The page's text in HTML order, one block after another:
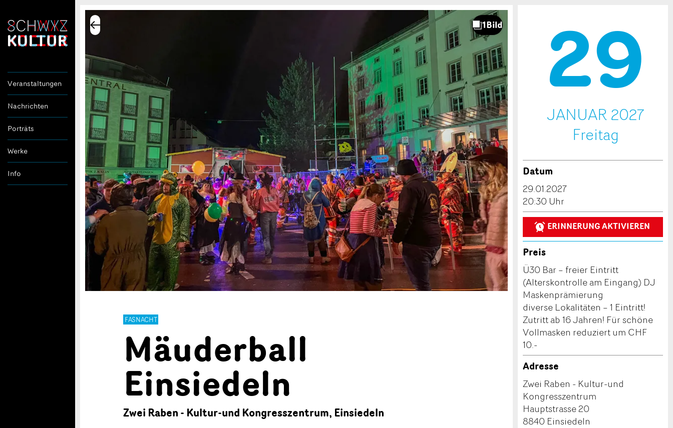
Veranstaltungen
Nachrichten
Porträts
Werke
Info
FASNACHT
Mäuderball
Einsiedeln
Zwei Raben - Kultur-und Kongresszentrum, Einsiedeln
Freitag
29
JANUAR 2027
Datum
29.01.2027
20:30 Uhr
ERINNERUNG AKTIVIEREN
Preis
Ü30 Bar – freier Eintritt
(Alterskontrolle am Eingang) DJ
Maskenprämierung
diverse Lokalitäten – 1 Eintritt!
Zutritt ab 16 Jahren! Für schöne
Vollmasken reduziert um CHF
10.-
Adresse
Zwei Raben - Kultur-und
Kongresszentrum
Hauptstrasse 20
8840 Einsiedeln